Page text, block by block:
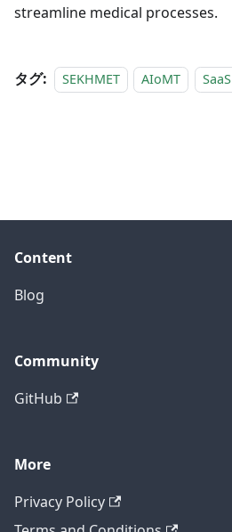
streamline medical processes.
タグ: SEKHMET AIoMT SaaS
Content
Blog
Community
GitHub
More
Privacy Policy